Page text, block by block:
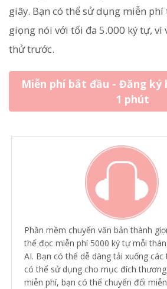
giây. Bạn có thể sử dụng miễn
giọng nói với tối đa 5.000 ký tự, vì
thử trước.
Miễn phí bắt đầu - Đăng
1 phút
Phần mềm chuyển văn bản thành
thể đọc miễn phí 5000 ký tự mỗi
AI. Bạn có thể dễ dàng tải xuống
có thể sử dụng cho mục đích
miễn phí, bạn có thể chuyển đổi